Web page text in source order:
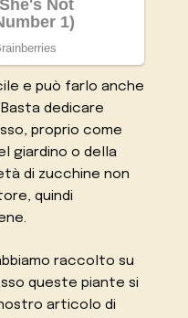
e può farlo anche
dedicare
proprio come
giardino o della
di zucchine non
quindi
raccolto su
queste piante si
articolo di